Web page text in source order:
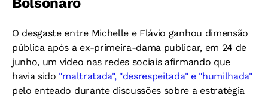
O desgaste entre Michelle e Flávio ganhou dimensão
pública após a ex-primeira-dama publicar, em 24 de
junho, um vídeo nas redes sociais afirmando que
havia sido "maltratada", "desrespeitada" e "humilhada"
pelo enteado durante discussões sobre a estratégia